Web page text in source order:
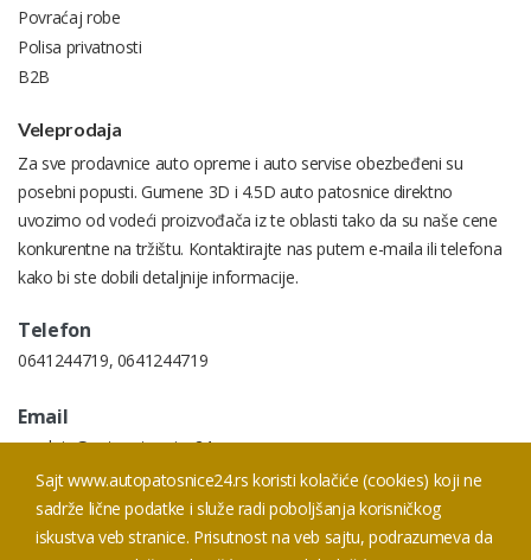
Sajt www.autopatosnice24.rs koristi kolačiće (cookies) koji ne
sadrže lične podatke i služe radi poboljšanja korisničkog
iskustva veb stranice. Prisutnost na veb sajtu, podrazumeva da
Povraćaj robe
Polisa privatnosti
B2B
Veleprodaja
Za sve prodavnice auto opreme i auto servise obezbeđeni su
posebni popusti. Gumene 3D i 4.5D auto patosnice direktno
uvozimo od vodeći proizvođača iz te oblasti tako da su naše cene
konkurentne na tržištu. Kontaktirajte nas putem e-maila ili telefona
kako bi ste dobili detaljnije informacije.
Telefon
0641244719, 0641244719
Email
prodaja@autopatosnice24.rs
Addresa
Prodaja Smederevski put 20 I, 11050 Beograd